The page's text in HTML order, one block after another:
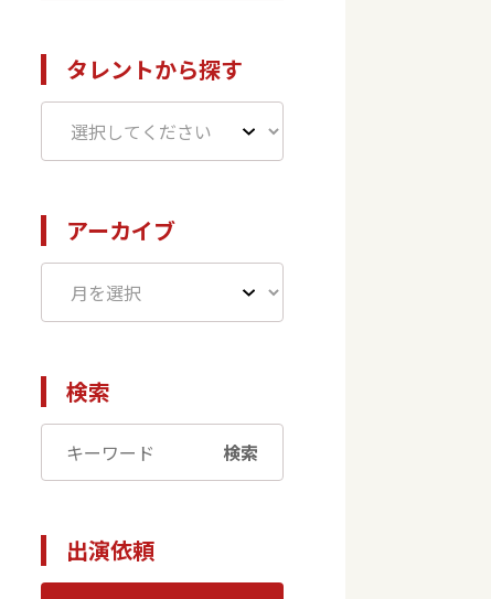
タレントから探す
アーカイブ
検索
検索
出演依頼